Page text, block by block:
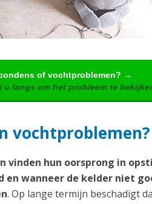
of vochtproblemen? →
u langs om het probleem te
vochtproblemen?
vinden hun oorsprong in
en wanneer de kelder niet
. Op lange termijn beschadigt